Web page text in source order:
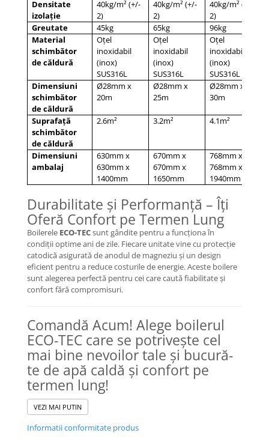
Densitate
izolație
40kg/m² (+/-
2)
40kg/m² (+/-
2)
40kg/m² (+/-
2)
Greutate
45kg 65kg
96kg
Material
schimbător
de căldură
Oțel
inoxidabil
(inox)
SUS316L
Oțel
inoxidabil
(inox)
SUS316L
Oțel
inoxidabil
(inox)
SUS316L
Dimensiuni
schimbător
de căldură
Ø28mm x
20m
Ø28mm x
25m
Ø28mm x
30m
Suprafață
schimbător
de căldură
2.6m² 3.2m² 4.1m²
Dimensiuni
ambalaj
630mm x
630mm x
1400mm
670mm x
670mm x
1650mm
768mm x
768mm x
1940mm
Durabilitate și Performanță – Îți
Oferă Confort pe Termen Lung
Boilerele ECO-TECsunt gândite pentru a funcționa în
condiții optime ani de zile. Fiecare unitate vine cu protecție
catodică asigurată de anodul de magneziu și un design
eficient pentru a reduce costurile de energie. Aceste boilere
sunt alegerea perfectă pentru cei care caută fiabilitate și
confort fără compromisuri.
Comandă Acum! Alege boilerul
ECO-TEC care se potrivește cel
mai bine nevoilor tale și bucură-
te de apă caldă și confort pe
termen lung!
VEZI MAI PUTIN
Informatii conformitate produs